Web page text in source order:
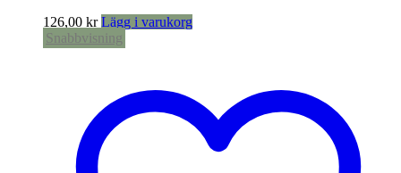
126,00 kr Lägg i varukorg
Snabbvisning